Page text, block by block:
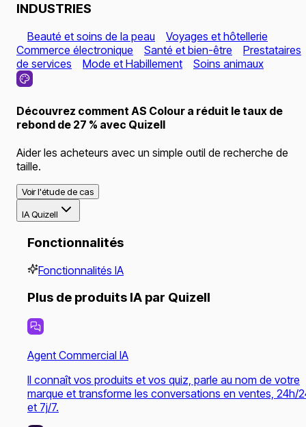
INDUSTRIES
Beauté et soins de la peau
Voyages et hôtellerie
Commerce électronique
Santé et bien-être
Prestataires
de services
Mode et Habillement Soins animaux
Découvrez comment AS Colour a réduit le taux de
rebond de 27 % avec Quizell
Aider les acheteurs avec un simple outil de recherche de
taille.
Voir l'étude de cas
IA Quizell
Fonctionnalités
Fonctionnalités IA
Plus de produits IA par Quizell
Agent Commercial IA
Il connaît vos produits et vos quiz, parle au nom de votre
marque et transforme les conversations en ventes, 24h/
et 7j/7.